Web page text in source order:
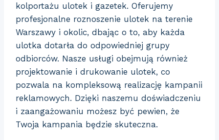
kolportażu ulotek i gazetek. Oferujemy
profesjonalne roznoszenie ulotek na terenie
Warszawy i okolic, dbając o to, aby każda
ulotka dotarła do odpowiedniej grupy
odbiorców. Nasze usługi obejmują również
projektowanie i drukowanie ulotek, co
pozwala na kompleksową realizację kampanii
reklamowych. Dzięki naszemu doświadczeniu
i zaangażowaniu możesz być pewien, że
Twoja kampania będzie skuteczna.